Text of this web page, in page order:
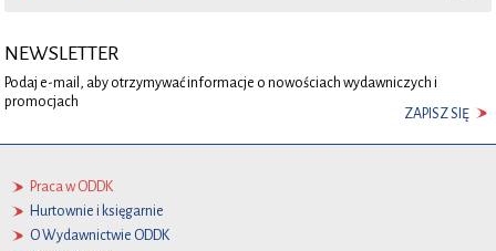
NEWSLETTER
Podaj e-mail, aby otrzymywać informacje o nowościach wydawniczych i
promocjach
ZAPISZ SIĘ
Praca w ODDK
Hurtownie i księgarnie
O Wydawnictwie ODDK